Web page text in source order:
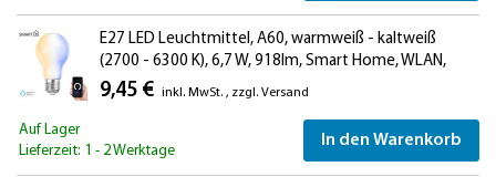
E27 LED Leuchtmittel, A60, warmweiß - kaltweiß
(2700 - 6300 K), 6,7 W, 918lm, Smart Home, WLAN,
Alexa, Milchglas
9,45 € inkl. MwSt. , zzgl. Versand
Auf Lager
Lieferzeit: 1 - 2 Werktage
In den Warenkorb